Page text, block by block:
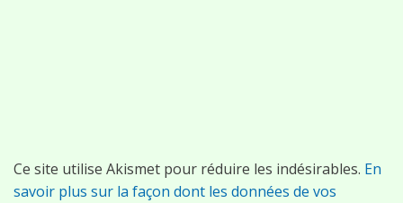
Ce site utilise Akismet pour réduire les indésirables. En
savoir plus sur la façon dont les données de vos